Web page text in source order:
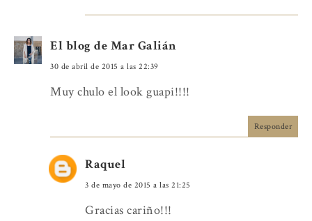
El blog de Mar Galián
30 de abril de 2015 a las 22:39
Muy chulo el look guapi!!!!
Responder
Raquel
3 de mayo de 2015 a las 21:25
Gracias cariño!!!